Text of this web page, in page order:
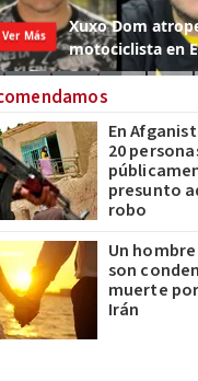
En
20
presunto
robo
Un
son
muerte
Irán